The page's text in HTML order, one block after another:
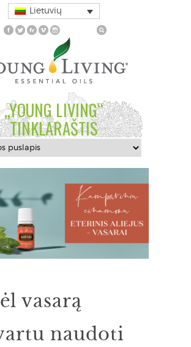
Lietuvių
„YOUNG LIVING“
TINKLARAŠTIS
vasarą
naudoti